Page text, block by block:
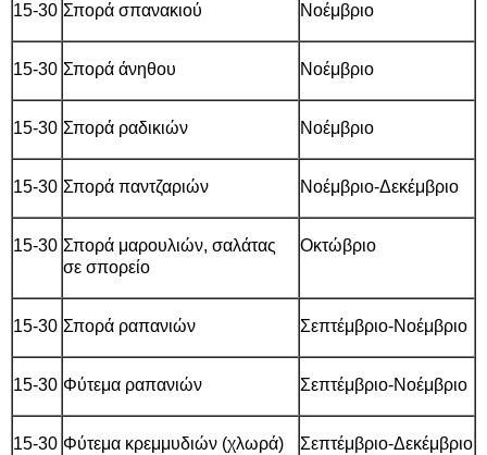
15-30 Σπορά σπανακιού Νοέμβριο
15-30 Σπορά άνηθου Νοέμβριο
15-30 Σπορά ραδικιών Νοέμβριο
15-30 Σπορά παντζαριών Νοέμβριο-Δεκέμβριο
15-30 Σπορά μαρουλιών, σαλάτας
σε σπορείο
Οκτώβριο
15-30 Σπορά ραπανιών Σεπτέμβριο-Νοέμβριο
15-30 Φύτεμα ραπανιών Σεπτέμβριο-Νοέμβριο
15-30 Φύτεμα κρεμμυδιών (χλωρά) Σεπτέμβριο-Δεκέμβριο